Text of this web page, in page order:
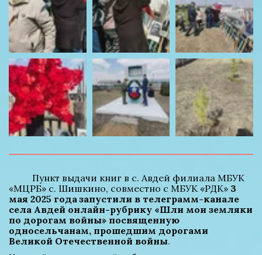
«МЦРБ» с. Шишкино, совместно с МБУК «РДК» 3
мая 2025 года запустили в телеграмм-канале
села Авдей онлайн-рубрику «Шли мои земляки
по дорогам войны» посвященную
односельчанам, прошедшим дорогами
Великой Отечественной войны.